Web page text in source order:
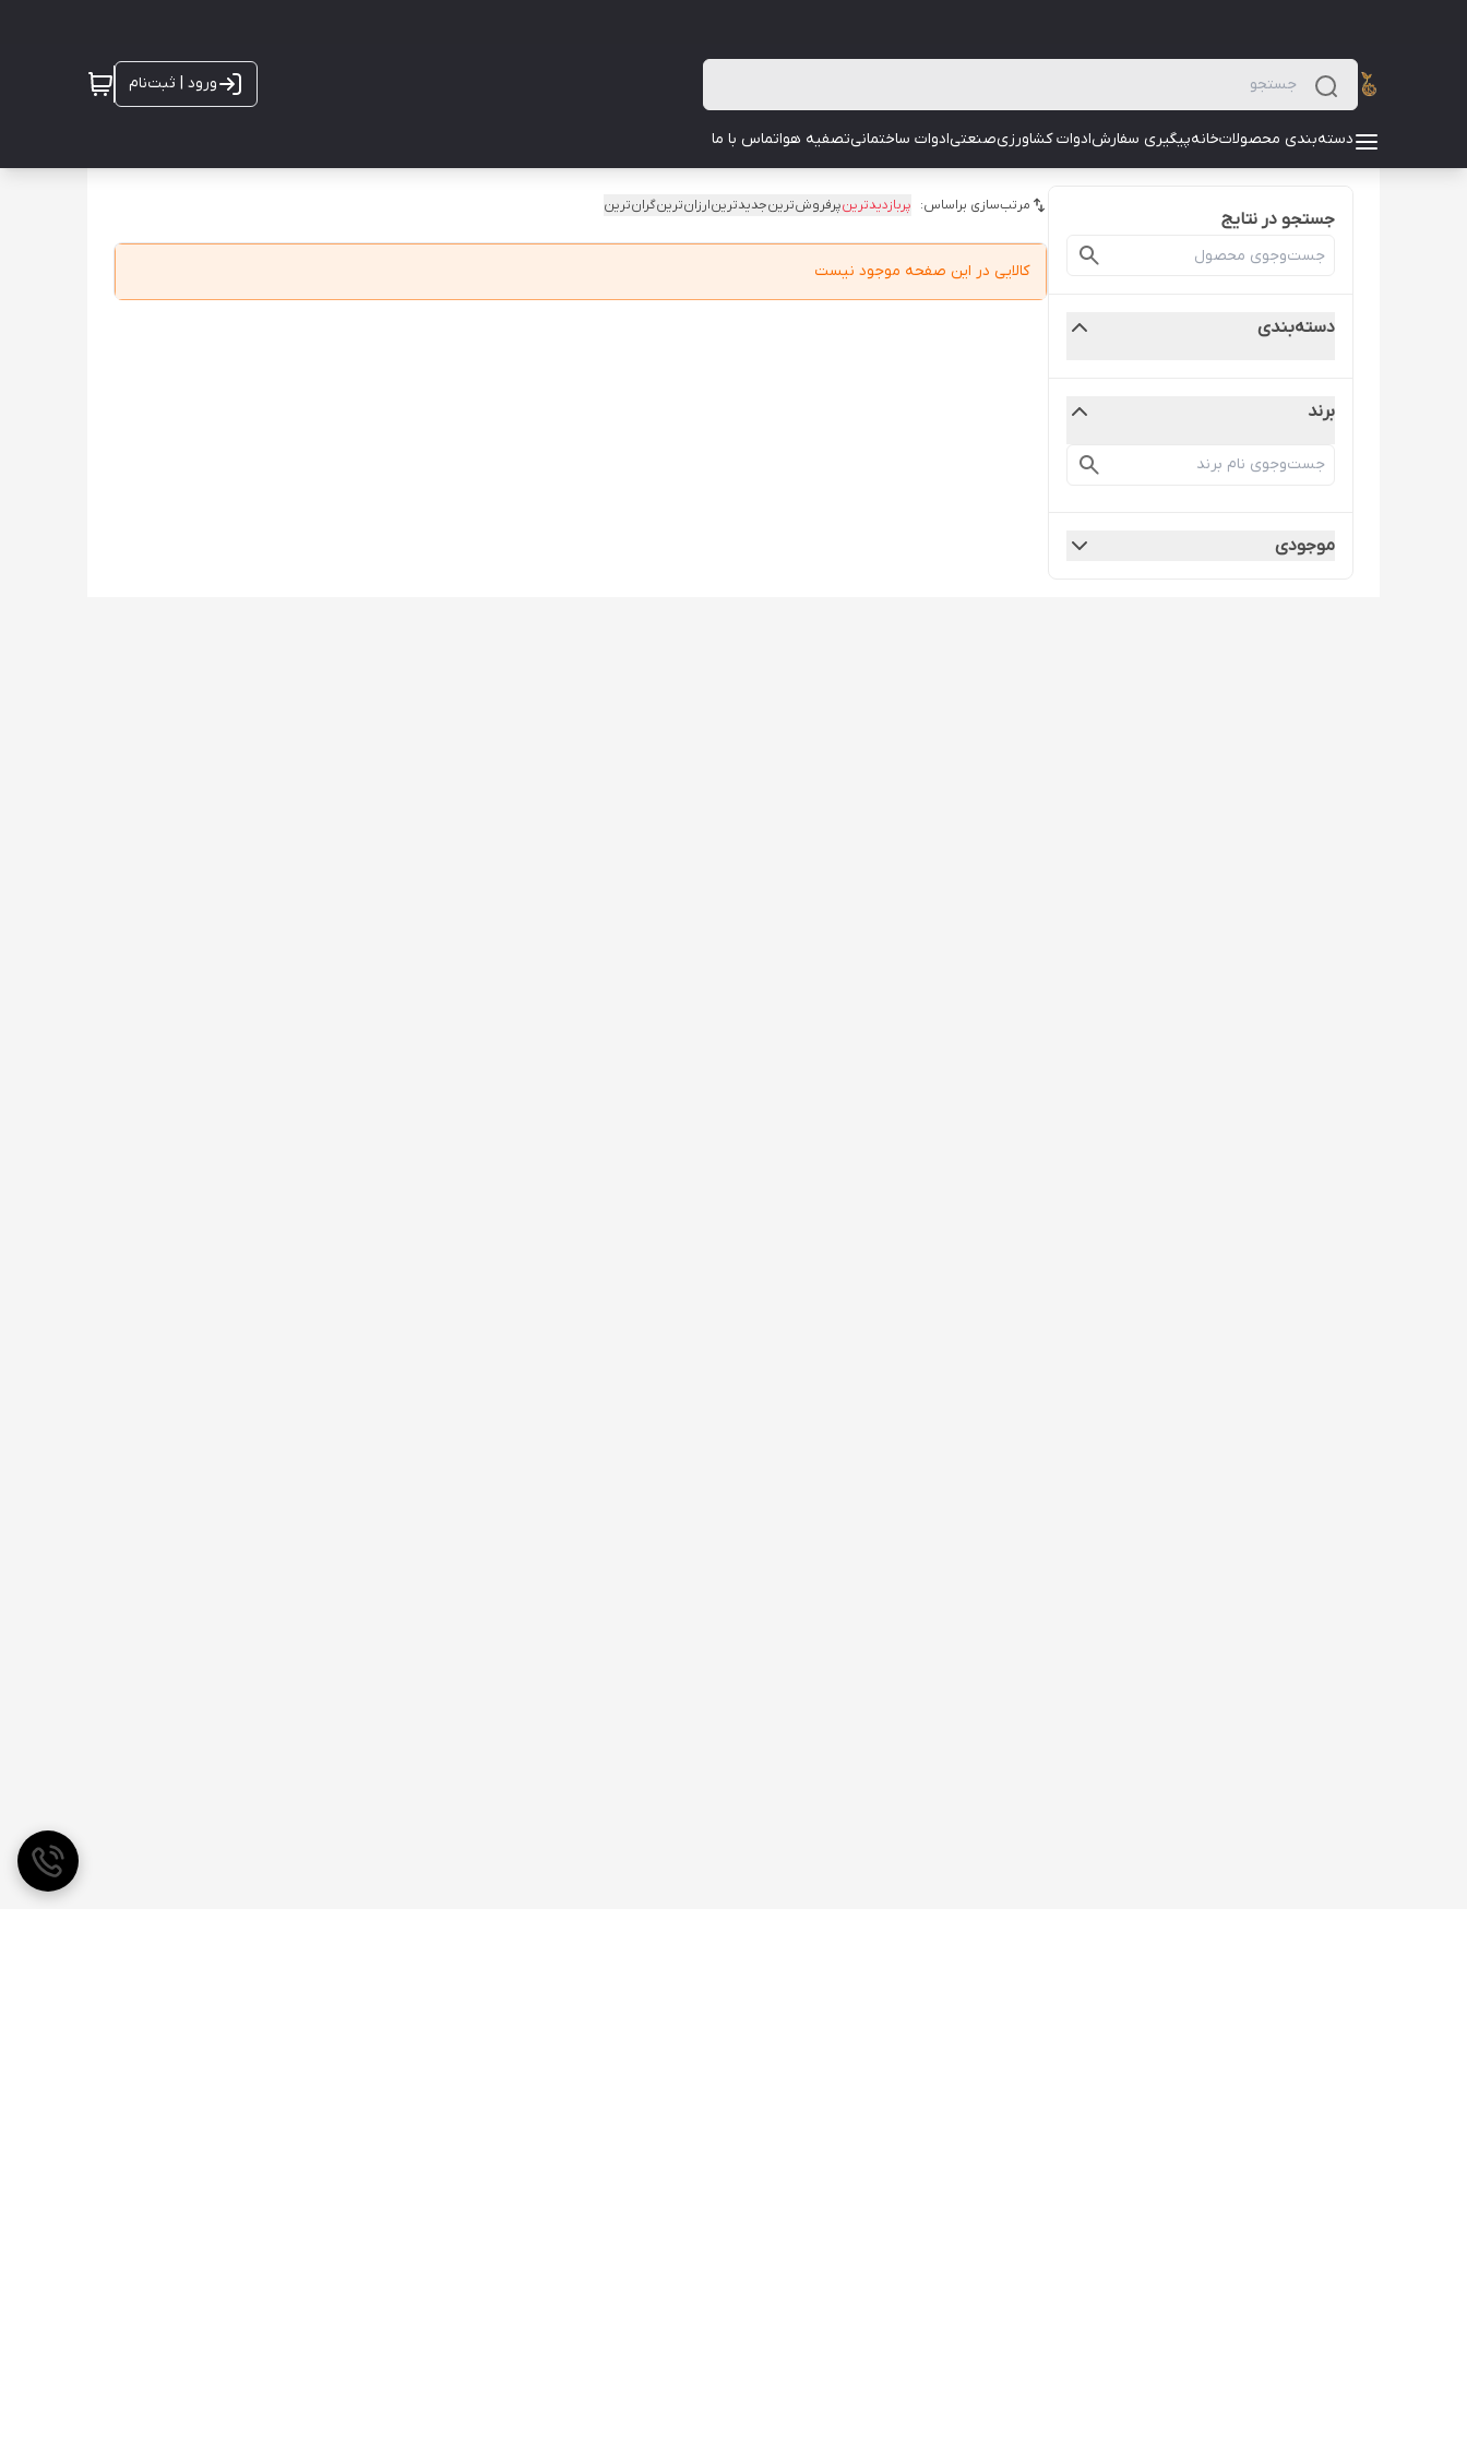
ورود | ثبت‌نام
دسته‌بندی محصولاتخانهپیگیری سفارشادوات کشاورزیصنعتیادوات ساختمانیتصفیه هواتماس با ما
جستجو در نتایج
دسته‌بندی
برند
موجودی
مرتب‌سازی براساس: پربازدیدترینپرفروش‌ترینجدیدترینارزان‌ترینگران‌ترین
کالایی در این صفحه موجود نیست